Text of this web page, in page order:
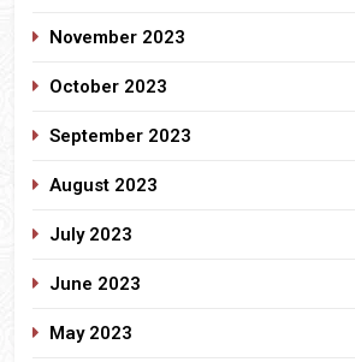
November 2023
October 2023
September 2023
August 2023
July 2023
June 2023
May 2023